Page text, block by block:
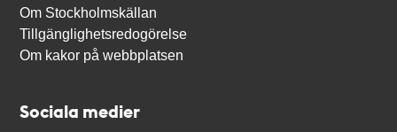
Om Stockholmskällan
Tillgänglighetsredogörelse
Om kakor på webbplatsen
Sociala medier